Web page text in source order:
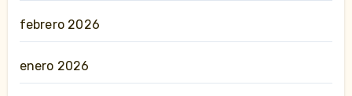
febrero 2026
enero 2026